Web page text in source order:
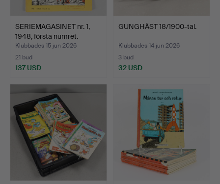
SERIEMAGASINET nr. 1,
1948, första numret.
Klubbades 15 jun 2026
21 bud
137 USD
GUNGHÄST 18/1900-tal.
Klubbades 14 jun 2026
3 bud
32 USD